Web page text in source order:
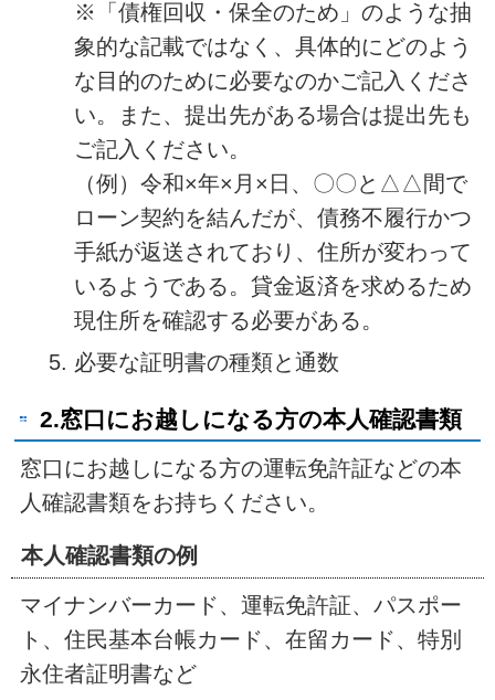
※「債権回収・保全のため」のような抽
象的な記載ではなく、具体的にどのよう
な目的のために必要なのかご記入くださ
い。また、提出先がある場合は提出先も
ご記入ください。
（例）令和×年×月×日、〇〇と△△間で
ローン契約を結んだが、債務不履行かつ
手紙が返送されており、住所が変わって
いるようである。貸金返済を求めるため
現住所を確認する必要がある。
必要な証明書の種類と通数
2.窓口にお越しになる方の本人確認書類
窓口にお越しになる方の運転免許証などの本
人確認書類をお持ちください。
本人確認書類の例
マイナンバーカード、運転免許証、パスポー
ト、住民基本台帳カード、在留カード、特別
永住者証明書など